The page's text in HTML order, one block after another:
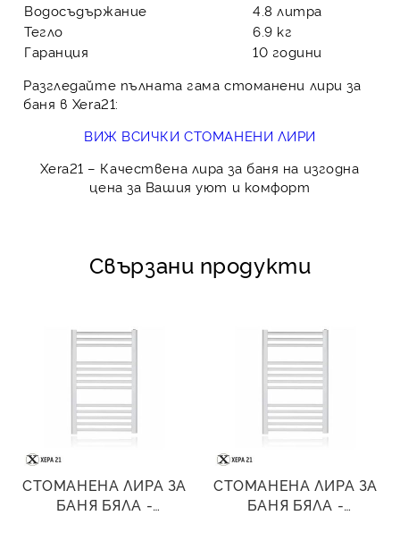
Водосъдържание
4.8 литра
Тегло
6.9 кг
Гаранция
10 години
Разгледайте пълната гама стоманени лири за
баня в Xera21:
ВИЖ ВСИЧКИ СТОМАНЕНИ ЛИРИ
Xera21 – Качествена лира за баня на изгодна
цена за Вашия уют и комфорт
Свързани продукти
СТОМАНЕНА ЛИРА ЗА
БАНЯ БЯЛА -
СТОМАНЕНА ЛИРА ЗА
БАНЯ БЯЛА -